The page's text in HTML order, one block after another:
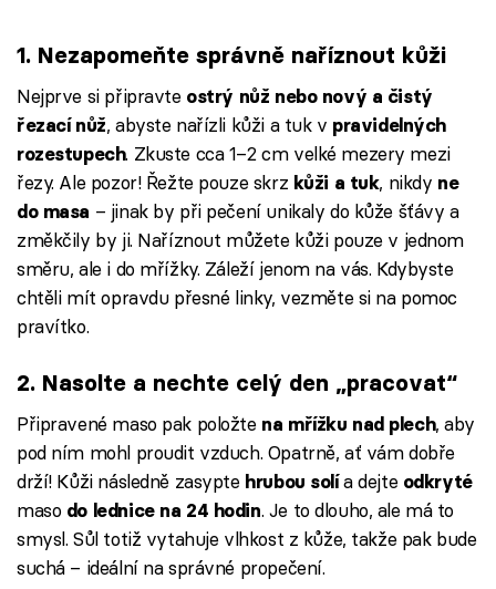
1. Nezapomeňte správně naříznout kůži
Nejprve si připravte ostrý nůž nebo nový a čistý
řezací nůž, abyste nařízli kůži a tuk v pravidelných
rozestupech. Zkuste cca 1–2 cm velké mezery mezi
řezy. Ale pozor! Řežte pouze skrz kůži a tuk, nikdy ne
do masa – jinak by při pečení unikaly do kůže šťávy a
změkčily by ji. Naříznout můžete kůži pouze v jednom
směru, ale i do mřížky. Záleží jenom na vás. Kdybyste
chtěli mít opravdu přesné linky, vezměte si na pomoc
pravítko.
2. Nasolte a nechte celý den „pracovat“
Připravené maso pak položte na mřížku nad plech, aby
pod ním mohl proudit vzduch. Opatrně, ať vám dobře
drží! Kůži následně zasypte hrubou solía dejte odkryté
maso do lednice na 24 hodin. Je to dlouho, ale má to
smysl. Sůl totiž vytahuje vlhkost z kůže, takže pak bude
suchá – ideální na správné propečení.